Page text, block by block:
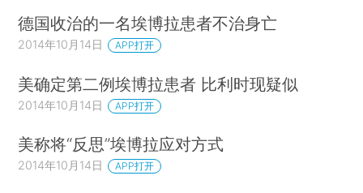
德国收治的一名埃博拉患者不治身亡
2014年10月14日 APP打开
美确定第二例埃博拉患者 比利时现疑似
2014年10月14日 APP打开
美称将“反思”埃博拉应对方式
2014年10月14日 APP打开